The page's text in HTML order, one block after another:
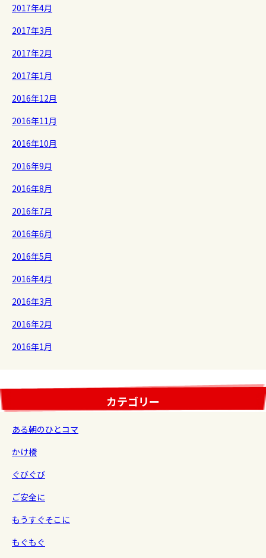
2017年4月
2017年3月
2017年2月
2017年1月
2016年12月
2016年11月
2016年10月
2016年9月
2016年8月
2016年7月
2016年6月
2016年5月
2016年4月
2016年3月
2016年2月
2016年1月
カテゴリー
ある朝のひとコマ
かけ橋
ぐびぐび
ご安全に
もうすぐそこに
もぐもぐ